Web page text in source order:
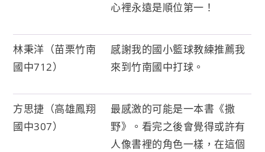
心裡永遠是順位第一！
林秉洋（苗栗竹南
國中712）
感謝我的國小籃球教練推薦我
來到竹南國中打球。
方思捷（高雄鳳翔
國中307）
最感激的可能是一本書《撒
野》。看完之後會覺得或許有
人像書裡的角色一樣，在這個